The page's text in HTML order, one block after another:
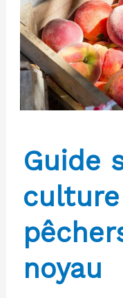
de
qualité
Guide
noyau